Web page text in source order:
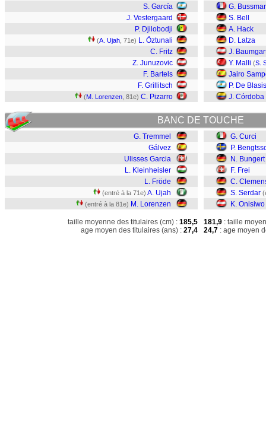
S. García
J. Vestergaard
P. Djilobodji
(A. Ujah , 71e) L. Öztunali
C. Fritz
Z. Junuzovic
F. Bartels
F. Grillitsch
(M. Lorenzen , 81e) C. Pizarro
G.
S. Bell
A. Hack
D. Latza
J.
Y. Malli (S.
Jairo
P. De Blasis
J. Córdoba
BANC DE TOUCHE
G. Tremmel
Gálvez
Ulisses Garcia
L. Kleinheisler
L. Fröde
(entré à la 71e) A. Ujah
(entré à la 81e) M. Lorenzen
taille moyenne des titulaires (cm) : 185,5
age moyen des titulaires (ans) : 27,4
G. Curci
P.
N. Bungert
F. Frei
C.
S. Serdar
K. Onisiwo
181,9 : taille
24,7 : age moyen